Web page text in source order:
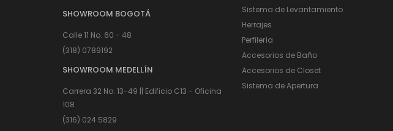
SHOWROOM BOGOTÁ
Calle 11 No. 60 - 48
(318) 0789192
SHOWROOM MEDELLÍN
Carrera 32 No. 13-49 || Edificio C13 - Oficina
108
(316) 024 5829
Sistema de Levantamiento
Herrajes
Perfilería
Accesorios de Baño
Accesorios de Closet
Sistema de Apertura